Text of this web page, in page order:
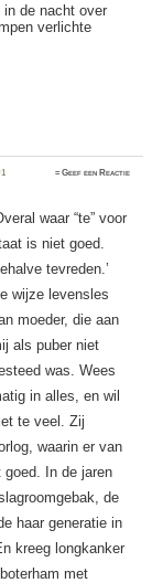
in de nacht over
verlichte
≈Geef een Reactie
waar “te” voor
is niet goed.
tevreden.’
wijze levensles
moeder, die aan
als puber niet
was. Wees
in alles, en wil
te veel. Zij
waarin er van
In de jaren
de
haar generatie in
kreeg longkanker
met